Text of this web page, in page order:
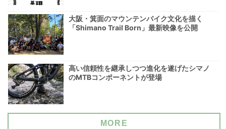
大阪・箕面のマウンテンバイク文化を描く
「Shimano Trail Born」最新映像を公開
高い信頼性を継承しつつ進化を遂げたシマノ
のMTBコンポーネントが登場
MORE